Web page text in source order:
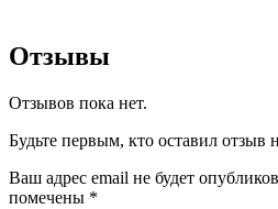
Отзывы
Отзывов пока нет.
Будьте первым, кто оставил
Ваш адрес email не будет
помечены *